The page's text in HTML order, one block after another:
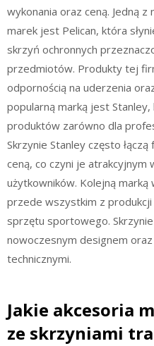
wykonania oraz ceną. Jedną
marek jest Pelican, która
skrzyń ochronnych
przedmiotów. Produkty tej
odpornością na uderzenia
popularną marką jest
produktów zarówno dla
Skrzynie Stanley często
ceną, co czyni je atrakcyjnym
użytkowników. Kolejną
przede wszystkim z
sprzętu sportowego.
nowoczesnym designem
technicznymi.
Jakie akcesoria
ze skrzyniami